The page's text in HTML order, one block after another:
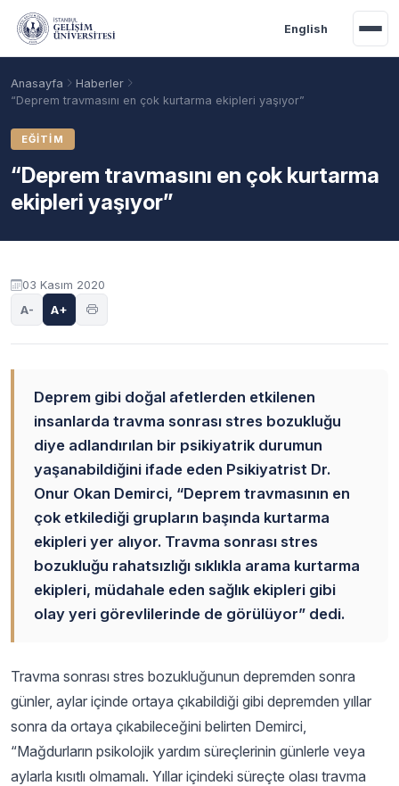
Ana içeriğe geç
English
Akademik Takvim
Anasayfa
Haberler
“Deprem travmasını en çok kurtarma ekipleri yaşıyor”
EĞITIM
“Deprem travmasını en çok kurtarma
ekipleri yaşıyor”
03 Kasım 2020
A- A+
Deprem gibi doğal afetlerden etkilenen
insanlarda travma sonrası stres bozukluğu
diye adlandırılan bir psikiyatrik durumun
yaşanabildiğini ifade eden Psikiyatrist Dr.
Onur Okan Demirci, “Deprem travmasının en
çok etkilediği grupların başında kurtarma
ekipleri yer alıyor. Travma sonrası stres
bozukluğu rahatsızlığı sıklıkla arama kurtarma
ekipleri, müdahale eden sağlık ekipleri gibi
olay yeri görevlilerinde de görülüyor” dedi.
Travma sonrası stres bozukluğunun depremden sonra
günler, aylar içinde ortaya çıkabildiği gibi depremden yıllar
sonra da ortaya çıkabileceğini belirten Demirci,
“Mağdurların psikolojik yardım süreçlerinin günlerle veya
aylarla kısıtlı olmamalı. Yıllar içindeki süreçte olası travma